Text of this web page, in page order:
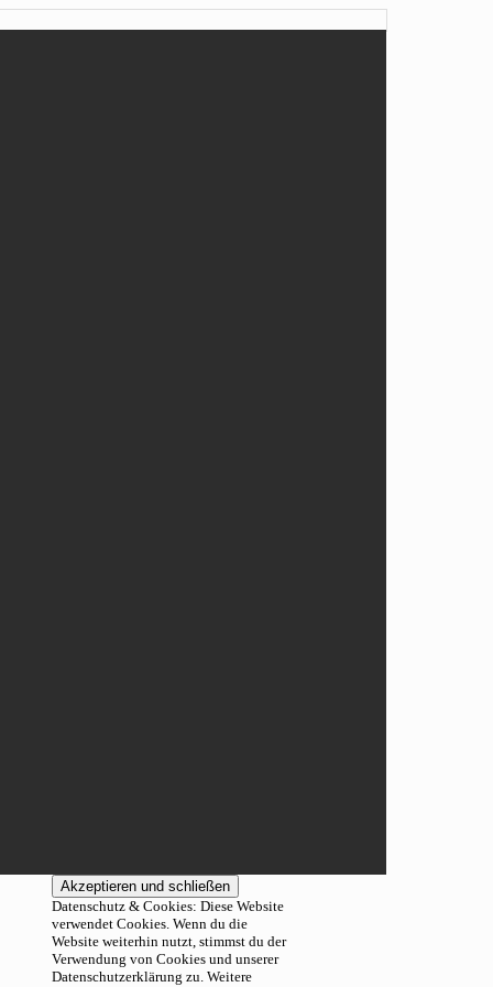
Datenschutz & Cookies: Diese Website
verwendet Cookies. Wenn du die
Website weiterhin nutzt, stimmst du der
Verwendung von Cookies und unserer
Datenschutzerklärung zu. Weitere